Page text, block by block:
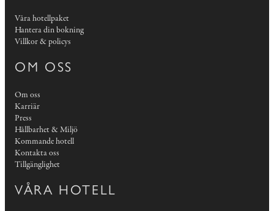
Våra hotellpaket
Hantera din bokning
Villkor & policys
OM OSS
Om oss
Karriär
Press
Hållbarhet & Miljö
Kommande hotell
Kontakta oss
Tillgänglighet
VÅRA HOTELL